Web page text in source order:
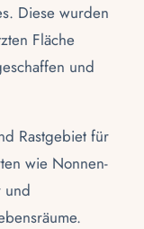
Diese wurden
Fläche
und
Rastgebiet für
wie Nonnen-
und